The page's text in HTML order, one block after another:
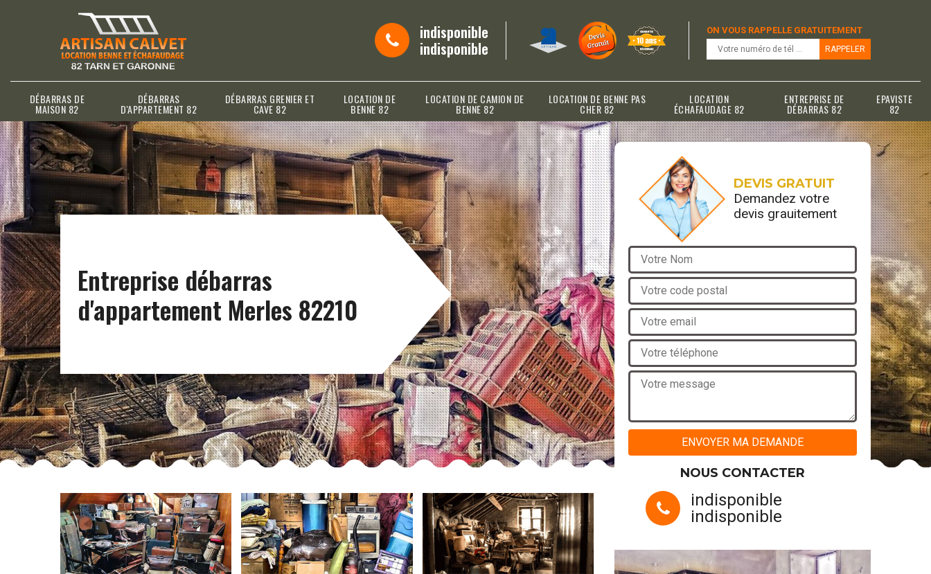
indisponible
indisponible
ON VOUS RAPPELLE GRATUITEMENT
DÉBARRAS DE
MAISON 82
DÉBARRAS
D'APPARTEMENT 82
DÉBARRAS GRENIER ET
CAVE 82
LOCATION DE
BENNE 82
LOCATION DE CAMION DE
BENNE 82
LOCATION DE BENNE PAS
CHER 82
LOCATION
ÉCHAFAUDAGE 82
ENTREPRISE DE
DÉBARRAS 82
EPAVISTE
82
Entreprise débarras
d'appartement Merles 82210
DEVIS GRATUIT
Demandez votre
devis grauitement
NOUS CONTACTER
indisponible
indisponible